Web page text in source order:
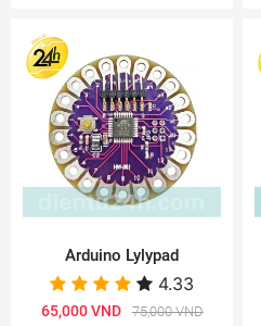
Arduino Lylypad
4.33
65,000 VND 75,000 VND